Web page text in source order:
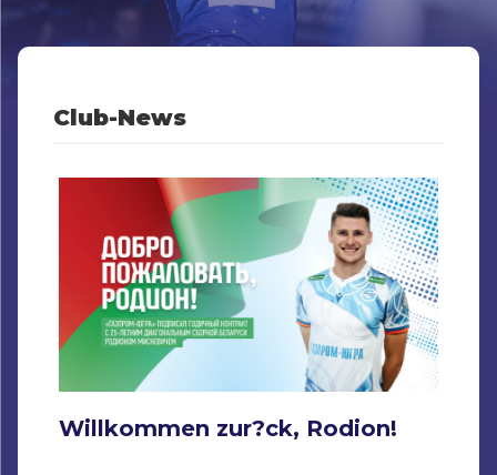
Club-News
Willkommen zur?ck, Rodion!